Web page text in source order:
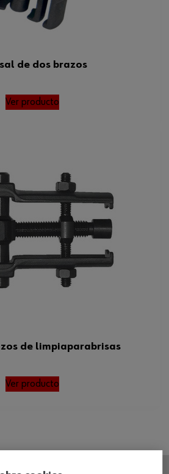
de dos brazos
Ver producto
de limpiaparabrisas
Ver producto